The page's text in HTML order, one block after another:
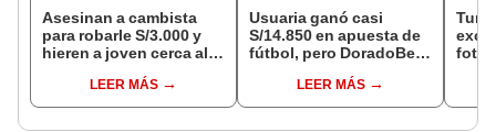
Asesinan a cambista
para robarle S/3.000 y
hieren a joven cerca al
CercadoLEER MÁS
Usuaria ganó casi
S/14.850 en apuesta de
fútbol, pero DoradoBet
Indecopi multó a la
empresa con más de S/
LEER MÁS